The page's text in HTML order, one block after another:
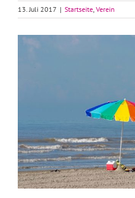
13. Juli 2017 | Startseite, Verein